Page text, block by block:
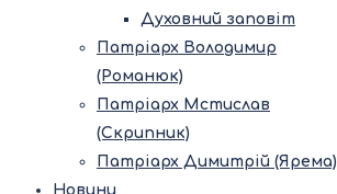
Духовний заповіт
Патріарх Володимир
(Романюк)
Патріарх Мстислав
(Скрипник)
Патріарх Димитрій (Ярема)
Новини